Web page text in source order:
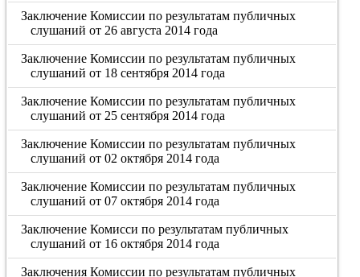
Заключение Комиссии по результатам публичных
слушаний от 26 августа 2014 года
Заключение Комиссии по результатам публичных
слушаний от 18 сентября 2014 года
Заключение Комиссии по результатам публичных
слушаний от 25 сентября 2014 года
Заключение Комиссии по результатам публичных
слушаний от 02 октября 2014 года
Заключение Комиссии по результатам публичных
слушаний от 07 октября 2014 года
Заключение Комисси по результатам публичных
слушаний от 16 октября 2014 года
Заключения Комиссии по результатам публичных